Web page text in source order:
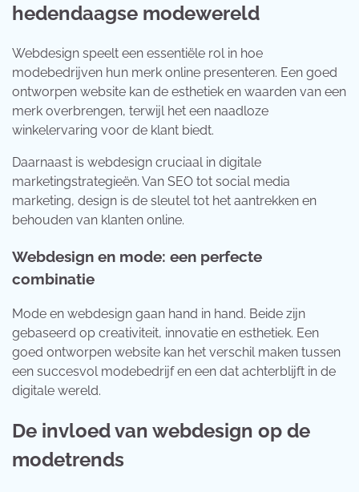
hedendaagse modewereld
Webdesign speelt een essentiële rol in hoe
modebedrijven hun merk online presenteren. Een goed
ontworpen website kan de esthetiek en waarden van een
merk overbrengen, terwijl het een naadloze
winkelervaring voor de klant biedt.
Daarnaast is webdesign cruciaal in digitale
marketingstrategieën. Van SEO tot social media
marketing, design is de sleutel tot het aantrekken en
behouden van klanten online.
Webdesign en mode: een perfecte
combinatie
Mode en webdesign gaan hand in hand. Beide zijn
gebaseerd op creativiteit, innovatie en esthetiek. Een
goed ontworpen website kan het verschil maken tussen
een succesvol modebedrijf en een dat achterblijft in de
digitale wereld.
De invloed van webdesign op de
modetrends